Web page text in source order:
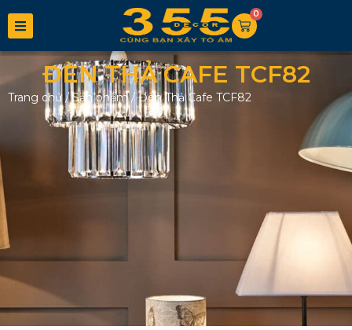
0
ĐÈN THẢ CAFE TCF82
Trang chủ/Sản phẩm/Đèn Thả Cafe TCF82